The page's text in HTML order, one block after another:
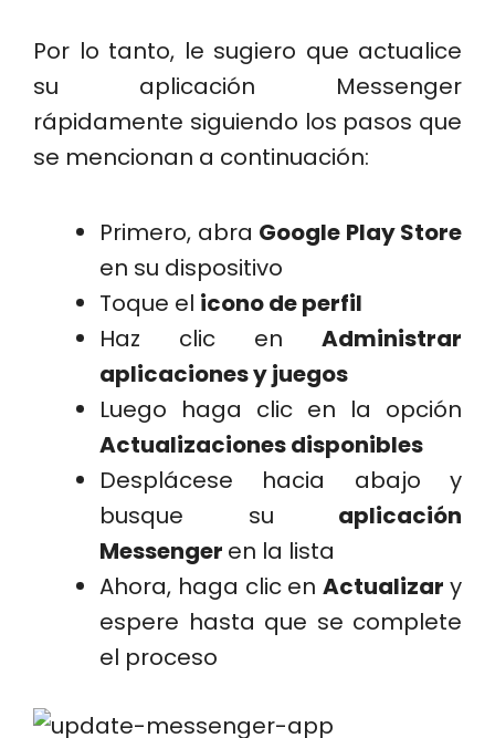
Por lo tanto, le sugiero que actualice
su aplicación Messenger
rápidamente siguiendo los pasos que
se mencionan a continuación:
Primero, abra Google Play Store
en su dispositivo
Toque el icono de perfil
Haz clic en Administrar
aplicaciones y juegos
Luego haga clic en la opción
Actualizaciones disponibles
Desplácese hacia abajo y
busque su aplicación
Messenger en la lista
Ahora, haga clic enActualizary
espere hasta que se complete
el proceso